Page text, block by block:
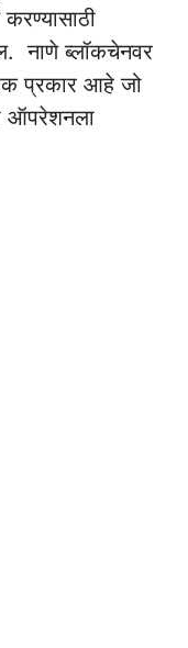
नाणे ब्लॉकचेनवर
प्रकार आहे जो
ऑपरेशनला